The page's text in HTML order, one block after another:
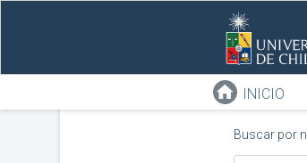
INICIO
Buscar por